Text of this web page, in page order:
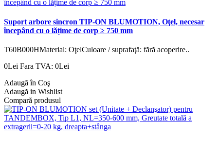
Suport arbore sincron TIP-ON BLUMOTION, Oţel, necesar
începând cu o lățime de corp ≥ 750 mm
T60B000HMaterial: OţelCuloare / suprafaţă: fără acoperire..
0Lei Fara TVA: 0Lei
Adaugă în Coş
Adaugă in Wishlist
Compară produsul